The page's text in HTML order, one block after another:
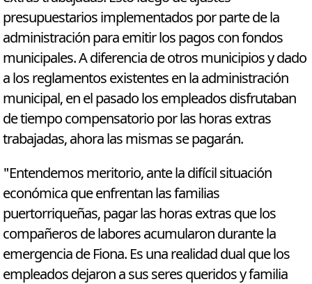
presupuestarios implementados por parte de la
administración para emitir los pagos con fondos
municipales. A diferencia de otros municipios y dado
a los reglamentos existentes en la administración
municipal, en el pasado los empleados disfrutaban
de tiempo compensatorio por las horas extras
trabajadas, ahora las mismas se pagarán.
"Entendemos meritorio, ante la difícil situación
económica que enfrentan las familias
puertorriqueñas, pagar las horas extras que los
compañeros de labores acumularon durante la
emergencia de Fiona. Es una realidad dual que los
empleados dejaron a sus seres queridos y familia